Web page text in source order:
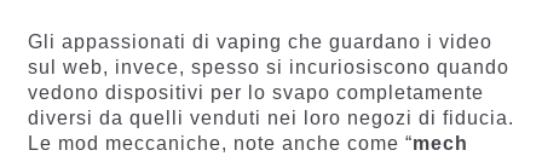
Gli appassionati di vaping che guardano i video
sul web, invece, spesso si incuriosiscono quando
vedono dispositivi per lo svapo completamente
diversi da quelli venduti nei loro negozi di fiducia.
Le mod meccaniche, note anche come “mech